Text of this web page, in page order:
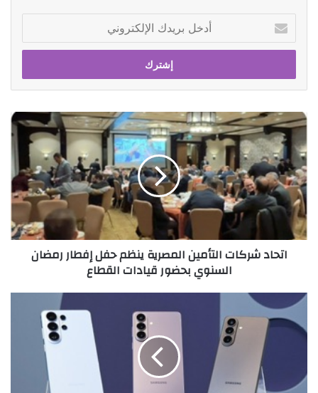
بريدك
الإلكتروني
اتحاد
شركات
التأمين
المصرية
ينظم
حفل
إفطار
رمضان
السنوي
بحضوراتحاد شركات التأمين المصرية ينظم حفل إفطار رمضان
السنوي بحضور قيادات القطاع
أعلى
الذكاء
يديك